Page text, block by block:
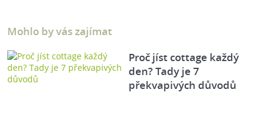
Mohlo by vás zajímat
Proč jíst cottage každý
den? Tady je 7
překvapivých důvodů